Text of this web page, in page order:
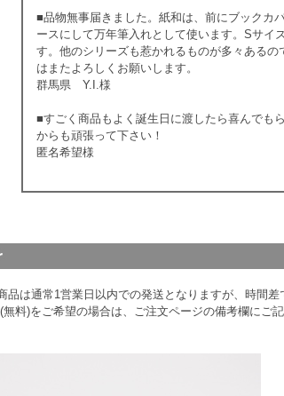
■品物無事届きました。紙和は、前にブックカ
ースにして万年筆入れとして使います。Sサイ
す。他のシリーズも惹かれるものが多々ある
はまたよろしくお願いします。
群馬県 Y.I.様
■すごく商品もよく誕生日に渡したら喜んでも
からも頑張って下さい！
匿名希望様
品は通常1営業日以内での発送となりますが、時間
無料)をご希望の場合は、ご注文ページの備考欄にご記